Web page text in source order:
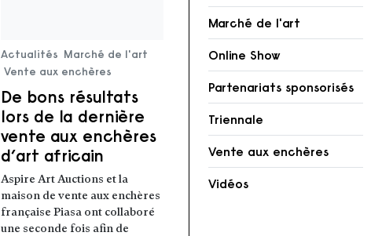
Actualités Marché de l'art
Vente aux enchères
De bons résultats
lors de la dernière
vente aux enchères
d’art africain
Aspire Art Auctions et la
maison de vente aux enchères
française Piasa ont collaboré
une seconde fois afin de
Marché de l'art
Online Show
Partenariats sponsorisés
Triennale
Vente aux enchères
Vidéos